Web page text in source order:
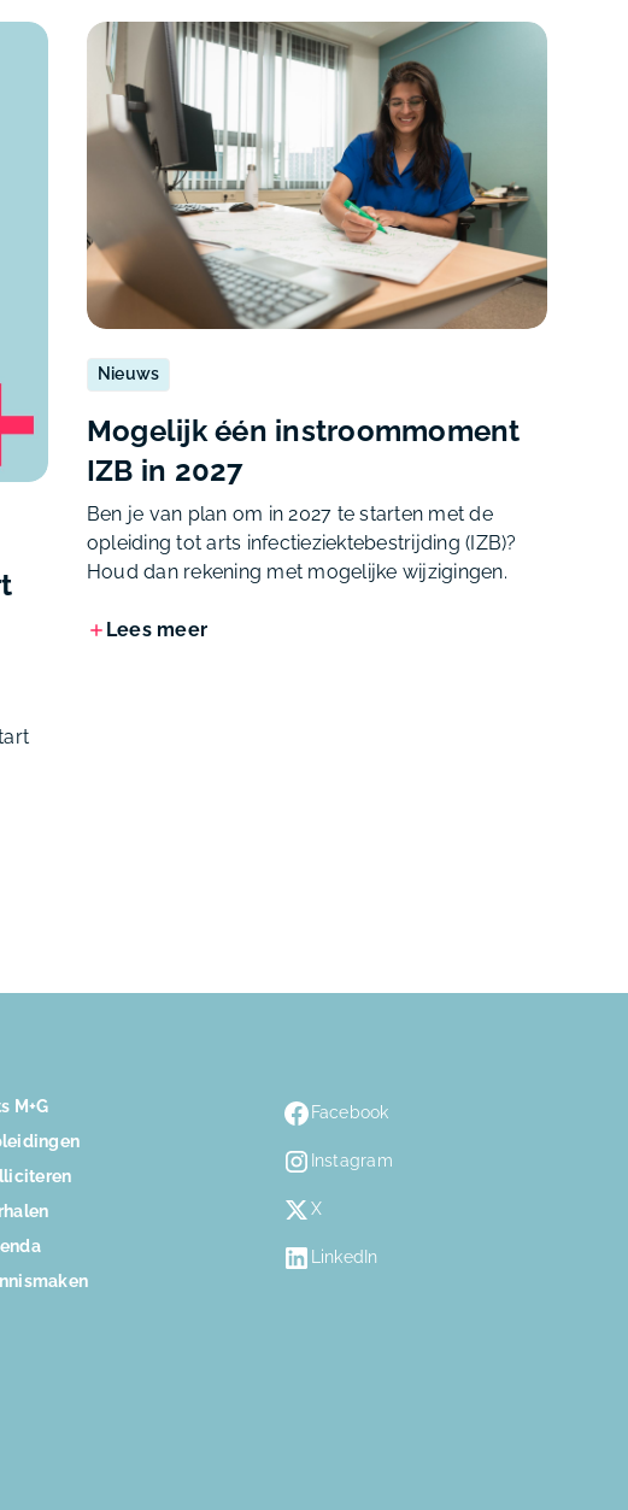
Nieuws
Mogelijk één instroommoment
IZB in 2027
Ben je van plan om in 2027 te starten met de
opleiding tot arts infectieziektebestrijding (IZB)?
Houd dan rekening met mogelijke wijzigingen.
Lees meer
M+G
Facebook
Instagram
X
LinkedIn